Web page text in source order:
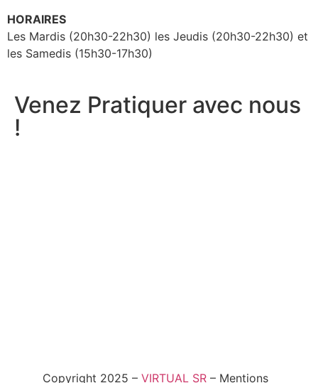
HORAIRES
Les Mardis (20h30-22h30) les Jeudis (20h30-22h30) et
les Samedis (15h30-17h30)
Venez Pratiquer avec nous
!
Copyright 2025 – VIRTUAL SR – Mentions